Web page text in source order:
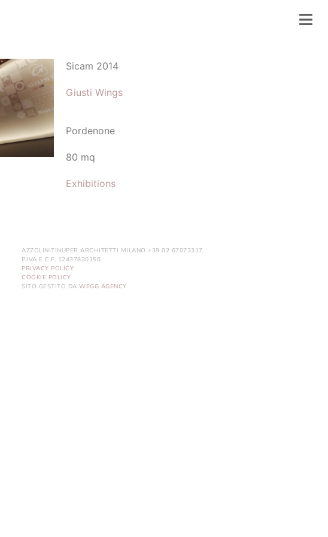
Sicam 2014
Giusti Wings
Pordenone
80 mq
Exhibitions
AZZOLINITINUPER ARCHITETTI MILANO +39 02 67073317
P.IVA E C.F. 12437830156
PRIVACY POLICY
COOKIE POLICY
SITO GESTITO DAWEGG AGENCY